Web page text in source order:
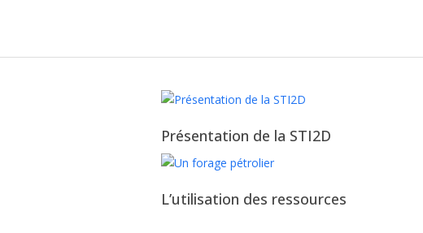
Présentation de la STI2D
2025-
04
L’utilisation des ressources